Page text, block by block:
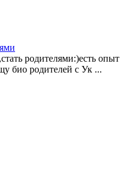
родителями:)есть опыт
био родителей с Ук ...